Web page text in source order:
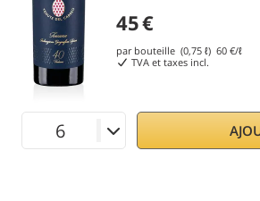
45€
par bouteille (0,75 ℓ) 60 €/ℓ
TVA et taxes incl.